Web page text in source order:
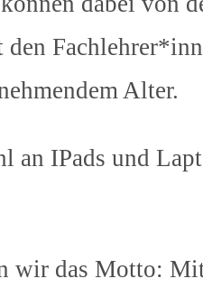
den
Alter.
an IPads und
wir das Motto: